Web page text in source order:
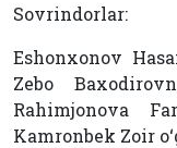
Sovrindorlar:
Eshonxonov
Zebo
Rahimjonova
Kamronbek Zoir